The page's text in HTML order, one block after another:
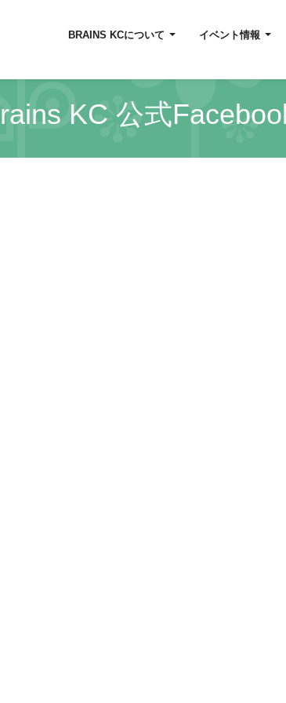
BRAINS KCについて イベント情報
KC 公式